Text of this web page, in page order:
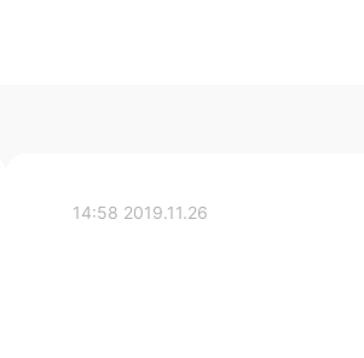
2019.11.26 14:58